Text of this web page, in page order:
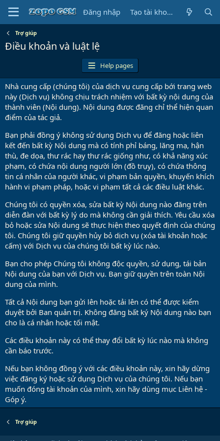
Đăng nhập Tạo tài khoản
Trợ giúp
Điều khoản và luật lệ
Help pages
Nhà cung cấp (chúng tôi) của dịch vụ cung cấp bới trang web
này (Dịch vụ) không chịu trách nhiệm với bất kỳ nội dung của
thành viên (Nội dung). Nội dung được đăng chỉ thể hiện quan
điểm của tác giả.
Bạn phải đồng ý không sử dụng Dịch vụ để đăng hoặc liên
kết đến bất kỳ Nội dung mà có tính phỉ báng, lăng mạ, hận
thù, đe dọa, thư rác hay thư rác giống như, có khả năng xúc
phạm, có chứa nội dung người lớn (đồ trụy), có chứa thông
tin cá nhân của người khác, vi phạm bản quyền, khuyến khích
hành vi phạm pháp, hoặc vi phạm tất cả các điều luật khác.
Chúng tôi có quyền xóa, sửa bất kỳ Nội dung nào đăng trên
diễn đàn với bất kỳ lý do mà không cần giải thích. Yêu cầu xóa
bỏ hoặc sửa Nội dung sẽ thực hiện theo quyết định của chúng
tôi. Chúng tôi giữ quyền hủy bỏ dịch vụ (xóa tài khoản hoặc
cấm) với Dịch vụ của chúng tôi bất kỳ lúc nào.
Bạn cho phép Chúng tôi không độc quyền, sử dụng, tái bản
Nội dung của bạn với Dịch vụ. Bạn giữ quyền trên toàn Nội
dung của mình.
Tất cả Nội dung bạn gửi lên hoặc tải lên có thể được kiểm
duyệt bởi Ban quản trị. Không đăng bất ký Nội dung nào bạn
cho là cá nhân hoặc tối mật.
Các điều khoản này có thể thay đổi bất kỳ lúc nào mà không
cần báo trước.
Nếu bạn không đồng ý với các điều khoản này, xin hãy dừng
việc đăng ký hoặc sử dụng Dịch vụ của chúng tôi. Nếu bạn
muốn đóng tài khoản của mình, xin hãy dùng mục Liên hệ -
Góp ý.
Trợ giúp